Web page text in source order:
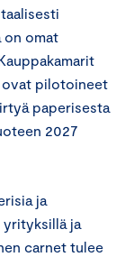
on omat
ovat pilotoineet
paperisesta
2027
ja
yrityksillä ja
carnet tulee